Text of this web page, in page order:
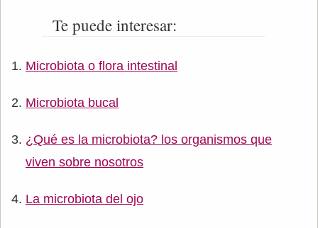
Te puede interesar:
Microbiota o flora intestinal
Microbiota bucal
¿Qué es la microbiota? los organismos que
viven sobre nosotros
La microbiota del ojo